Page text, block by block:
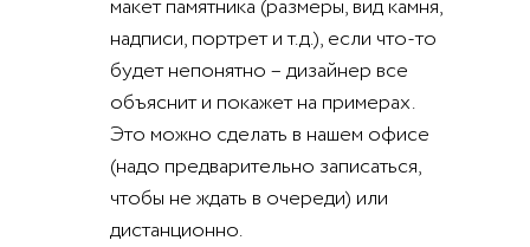
макет памятника (размеры, вид камня,
надписи, портрет и т.д.), если что-то
будет непонятно – дизайнер все
объяснит и покажет на примерах.
Это можно сделать в нашем офисе
(надо предварительно записаться,
чтобы не ждать в очереди) или
дистанционно.